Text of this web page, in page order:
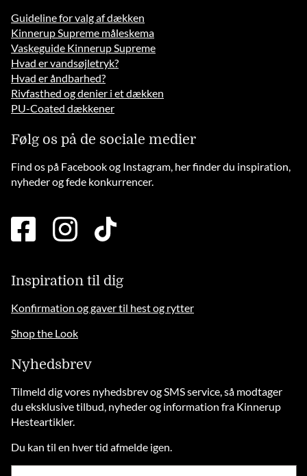
Guideline for valg af dækken
Kinnerup Supreme måleskema
Vaskeguide Kinnerup Supreme
Hvad er vandsøjletryk?
Hvad er åndbarhed?
Rivfasthed og denier i et dækken
PU-Coated dækkener
Følg os på de sociale medier
Find os på Facebook og Instagram, her finder du inspiration,
nyheder og fede konkurrencer.
facebook
square
instagramtiktok
Inspiration til dig
Konfirmation og gaver til hest og rytter
Shop the Look
Nyhedsbrev
Tilmeld dig vores nyhedsbrev og SMS service, så modtager
du eksklusive tilbud, nyheder og information fra Kinnerup
Hesteartikler.
Du kan til en hver tid afmelde igen.